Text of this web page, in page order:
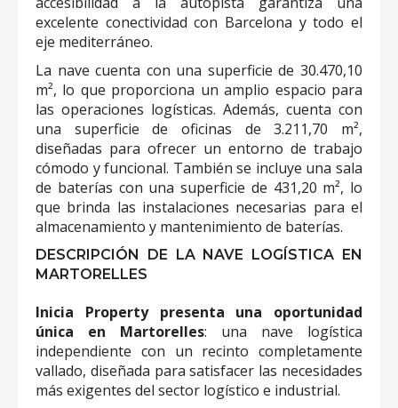
excelente conectividad con Barcelona y todo el
eje mediterráneo.
La nave cuenta con una superficie de 30.470,10
m², lo que proporciona un amplio espacio para
las operaciones logísticas. Además, cuenta con
una superficie de oficinas de 3.211,70 m²,
diseñadas para ofrecer un entorno de trabajo
cómodo y funcional. También se incluye una sala
de baterías con una superficie de 431,20 m², lo
que brinda las instalaciones necesarias para el
almacenamiento y mantenimiento de baterías.
DESCRIPCIÓN DE LA NAVE LOGÍSTICA EN
MARTORELLES
Inicia Property presenta una oportunidad
única en Martorelles: una nave logística
independiente con un recinto completamente
vallado, diseñada para satisfacer las necesidades
más exigentes del sector logístico e industrial.